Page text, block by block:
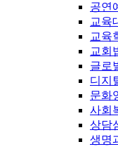
공연
교육
교육
교회
글로
디지
문화
사회
상담
생명